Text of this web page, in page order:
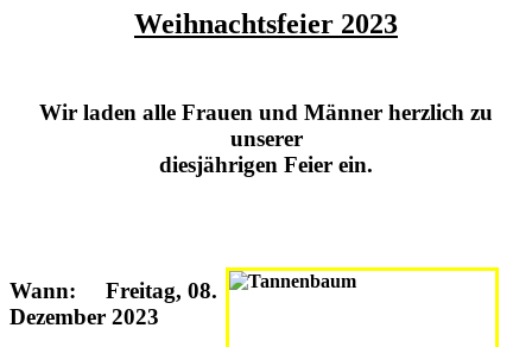
Weihnachtsfeier 2023
Wir laden alle Frauen und Männer herzlich zu
unserer
diesjährigen Feier ein.
Wann: Freitag, 08.
Dezember 2023